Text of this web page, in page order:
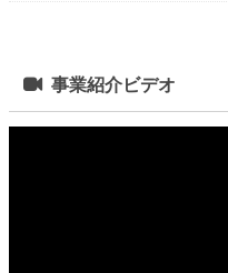
事業紹介ビデオ